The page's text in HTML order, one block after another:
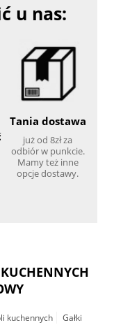
u nas:
Tania dostawa
już od 8zł za
odbiór w punkcie.
Mamy też inne
opcje dostawy.
kuchennych
Gałki